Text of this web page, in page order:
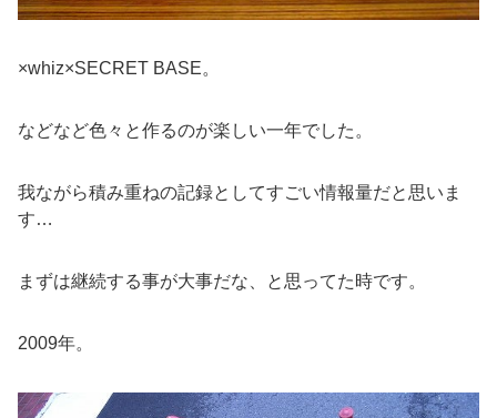
×whiz×SECRET BASE。
などなど色々と作るのが楽しい一年でした。
我ながら積み重ねの記録としてすごい情報量だと思いま
す…
まずは継続する事が大事だな、と思ってた時です。
2009年。